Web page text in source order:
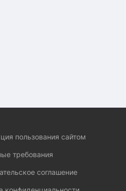
пользования сайтом
требования
соглашение